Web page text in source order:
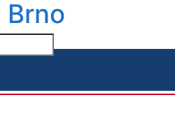
Brno